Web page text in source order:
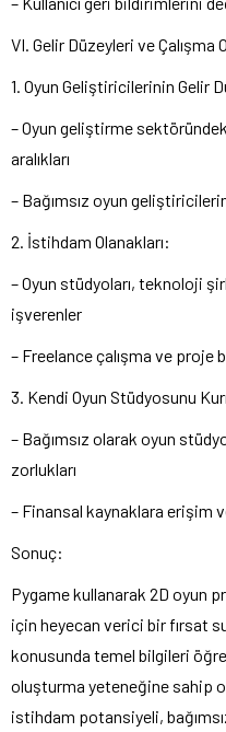
VI. Gelir Düzeyleri ve Çalışma
1. Oyun Geliştiricilerinin Gelir
– Oyun geliştirme
aralıkları
– Bağımsız oyun
2. İstihdam Olanakları:
– Oyun stüdyoları, teknoloji
işverenler
– Freelance çalışma ve proje
3. Kendi Oyun Stüdyosunu
– Bağımsız olarak oyun
zorlukları
– Finansal kaynaklara erişim
Sonuç:
Pygame kullanarak 2D oyun
için heyecan verici bir fırsat
konusunda temel bilgileri
oluşturma yeteneğine sahip
istihdam potansiyeli,